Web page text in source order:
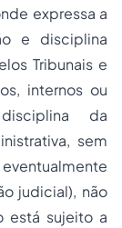
expressa a
e disciplina
Tribunais e
internos ou
da
sem
judicial), não
está sujeito a